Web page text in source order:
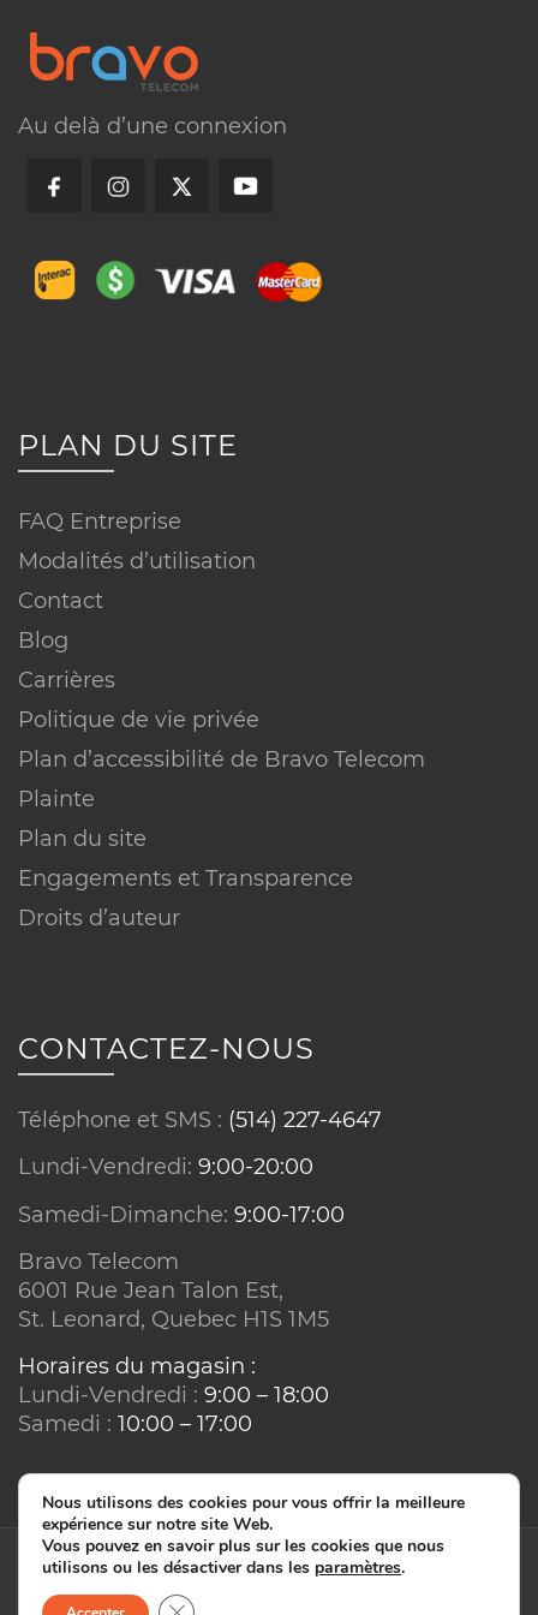
Au delà d’une connexion
PLAN DU SITE
FAQ Entreprise
Modalités d’utilisation
Contact
Blog
Carrières
Politique de vie privée
Plan d’accessibilité de Bravo Telecom
Plainte
Plan du site
Engagements et Transparence
Droits d’auteur
CONTACTEZ-NOUS
Téléphone et SMS : (514) 227-4647
Lundi-Vendredi: 9:00-20:00
Samedi-Dimanche: 9:00-17:00
Bravo Telecom
6001 Rue Jean Talon Est,
St. Leonard, Quebec H1S 1M5
Horaires du magasin :
Lundi-Vendredi : 9:00 – 18:00
Samedi : 10:00 – 17:00
© Bravo Telecom - IT2IS 2026. Tous droits réservés.
Nous utilisons des cookies pour vous offrir la meilleure
expérience sur notre site Web.
Vous pouvez en savoir plus sur les cookies que nous
utilisons ou les désactiver dans les paramètres.
Close GDPR Cookie Banner
FAQ – Internet à Laval
L'installation est-elle rapide à Laval ?
Que s'est-il passé avec votre bureau
sur le boulevard Saint-Martin ?